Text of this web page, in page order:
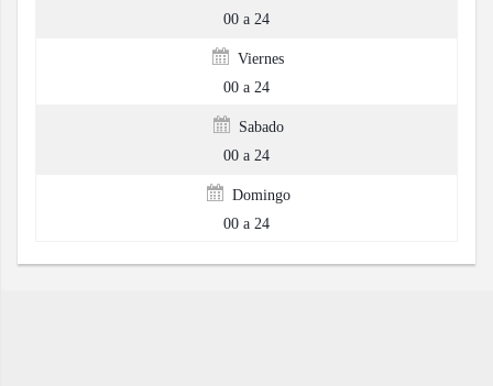
00 a 24
Viernes
00 a 24
Sabado
00 a 24
Domingo
00 a 24